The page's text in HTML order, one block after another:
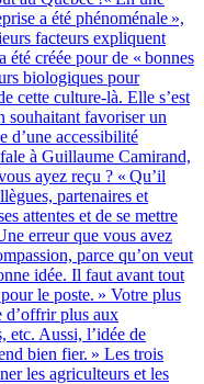
a été phénoménale »,
facteurs expliquent
été créée pour de « bonnes
biologiques pour
cette culture-là. Elle s’est
souhaitant favoriser un
d’une accessibilité
à Guillaume Camirand,
ayez reçu ? « Qu’il
partenaires et
attentes et de se mettre
erreur que vous avez
parce qu’on veut
idée. Il faut avant tout
le poste. » Votre plus
d’offrir plus aux
etc. Aussi, l’idée de
bien fier. » Les trois
les agriculteurs et les